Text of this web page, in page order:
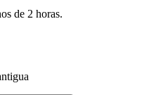
de 2 horas.